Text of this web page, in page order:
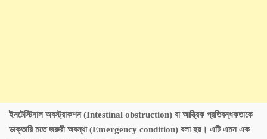
ইনটেস্টিনাল অবস্ট্রাকশন (Intestinal obstruction) বা আন্ত্রিক প্রতিবন্ধকতাকে
ডাক্তারি মতে জরুরী অবস্থা (Emergency condition) বলা হয়। এটি এমন এক